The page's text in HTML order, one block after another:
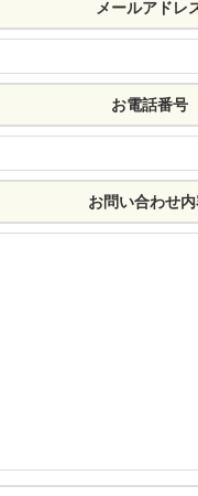
メールアドレ
お電話番号
お問い合わせ